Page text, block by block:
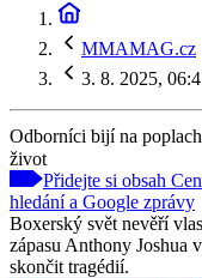
MMAMAG.cz
3. 8. 2025,
Odborníci bijí na
život
Přidejte si obsah
hledání a Google zprávy
Boxerský svět nevěří
zápasu Anthony Joshua
skončit tragédií.